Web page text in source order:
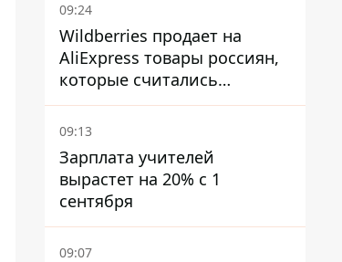
09:24
Wildberries продает на
AliExpress товары россиян,
которые считались
уничтоженными на складах
09:13
Зарплата учителей
вырастет на 20% с 1
сентября
09:07